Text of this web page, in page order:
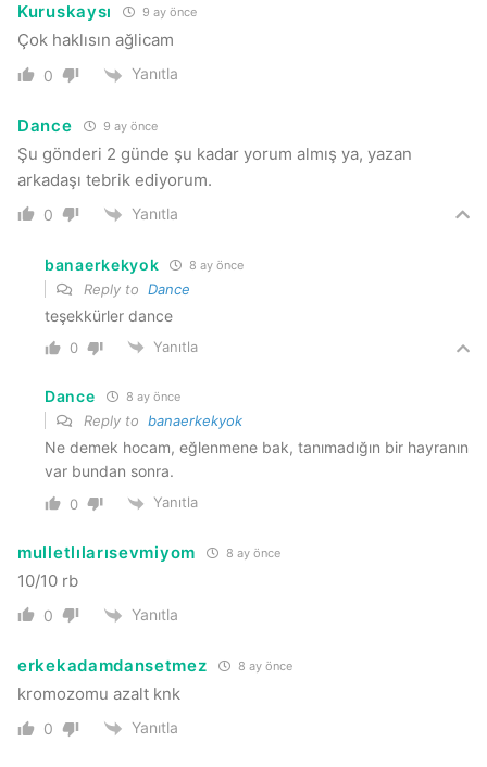
Kuruskaysı 9 ay önce
Çok haklısın ağlicam
0 Yanıtla
Dance 9 ay önce
Şu gönderi 2 günde şu kadar yorum almış ya, yazan
arkadaşı tebrik ediyorum.
0 Yanıtla
banaerkekyok 8 ay önce
Reply to Dance
teşekkürler dance
0 Yanıtla
Dance 8 ay önce
Reply to banaerkekyok
Ne demek hocam, eğlenmene bak, tanımadığın bir hayranın
var bundan sonra.
0 Yanıtla
mulletlılarısevmiyom 8 ay önce
10/10 rb
0 Yanıtla
erkekadamdansetmez 8 ay önce
kromozomu azalt knk
0 Yanıtla